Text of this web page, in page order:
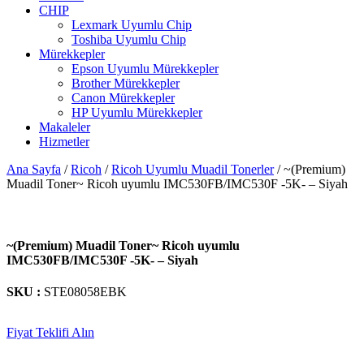
CHIP
Lexmark Uyumlu Chip
Toshiba Uyumlu Chip
Mürekkepler
Epson Uyumlu Mürekkepler
Brother Mürekkepler
Canon Mürekkepler
HP Uyumlu Mürekkepler
Makaleler
Hizmetler
Ana Sayfa /Ricoh /Ricoh Uyumlu Muadil Tonerler/ ~(Premium)
Muadil Toner~ Ricoh uyumlu IMC530FB/IMC530F -5K- – Siyah
~(Premium) Muadil Toner~ Ricoh uyumlu
IMC530FB/IMC530F -5K- – Siyah
SKU : STE08058EBK
Fiyat Teklifi Alın